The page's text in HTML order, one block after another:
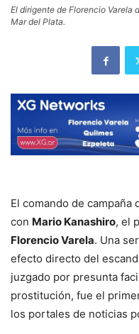
El dirigente de Florencio Varela
Mar del Plata.
El comando de campaña
con Mario Kanashiro, el
Florencio Varela. Una
efecto directo del
juzgado por presunta
prostitución, fue el
los portales de noticias